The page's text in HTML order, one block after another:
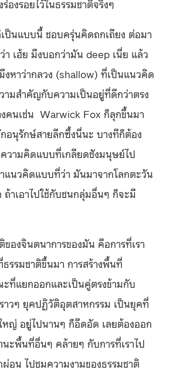
องรอยไว้ในธรรมชาติจริงๆ
ป็นแบบนี้ ชอบครุ่นคิดถกเถียง ต่อมา
า เฮ้ย มึงบอกว่ามัน deep เนี่ย แล้ว
หาว่ากลวง (shallow) ที่เป็นแนวคิด
มสำคัญกับความเป็นอยู่ที่ดีกว่าตรง
คนเช่น Warwick Fox ก็ลุกขึ้นมา
อนุรักษ์สายลึกซึ้งนี่นะ บางทีก็ต้อง
ความคิดแบบที่เกลียดชังมนุษย์ไป
แนวคิดแบบที่ว่า มันมาจากโลกตะวัน
าเอาไปใช้กับชนกลุ่มอื่นๆ ก็จะมี
องจินตนาการของมัน คือการที่เรา
รรมชาติขึ้นมา การสร้างพื้นที่
ที่แยกออกและเป็นคู่ตรงข้ามกับ
าวๆ ยุคปฏิวัติอุตสาหกรรม เป็นยุคที่
หญ่ อยู่ไปนานๆ ก็อึดอัด เลยต้องออก
นะพื้นที่อื่นๆ คล้ายๆ กับการที่เราไป
ผ่อน ไปชมความงามของธรรมชาติ